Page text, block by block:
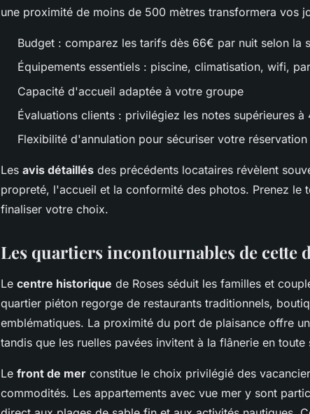
une proximité de moins de 500 mètres transformera vos
Budget : comparez les tarifs dès 66€ par nuit selon la
Équipements essentiels : piscine, climatisation, wifi,
Capacité d'accueil adaptée à votre groupe
Évaluations clients : privilégiez les notes supérieures à
Flexibilité d'annulation pour sécuriser votre réservation
Les avis détaillés des précédents locataires révèlent
propreté, l'accueil et la conformité des photos. Prenez le
finaliser votre choix.
Les quartiers incontournables de cette
Le centre historique de Roses séduit les familles et
quartier piéton regorge de restaurants traditionnels,
emblématiques. La proximité du port de plaisance offre
tandis que les ruelles pavées invitent à la flânerie en
Le front de mer constitue le choix privilégié des
commodités. Les appartements avec vue mer y sont